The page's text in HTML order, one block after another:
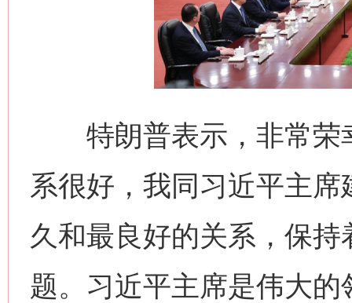
特朗普表示，非常荣
系很好，我同习近平主
久和最良好的关系，保
题。习近平主席是伟大